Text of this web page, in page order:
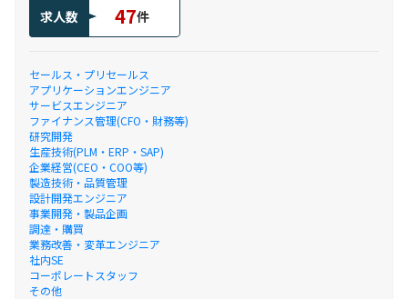
求人数 47件
セールス・プリセールス
アプリケーションエンジニア
サービスエンジニア
ファイナンス管理(CFO・財務等)
研究開発
生産技術(PLM・ERP・SAP)
企業経営(CEO・COO等)
製造技術・品質管理
設計開発エンジニア
事業開発・製品企画
調達・購買
業務改善・変革エンジニア
社内SE
コーポレートスタッフ
その他